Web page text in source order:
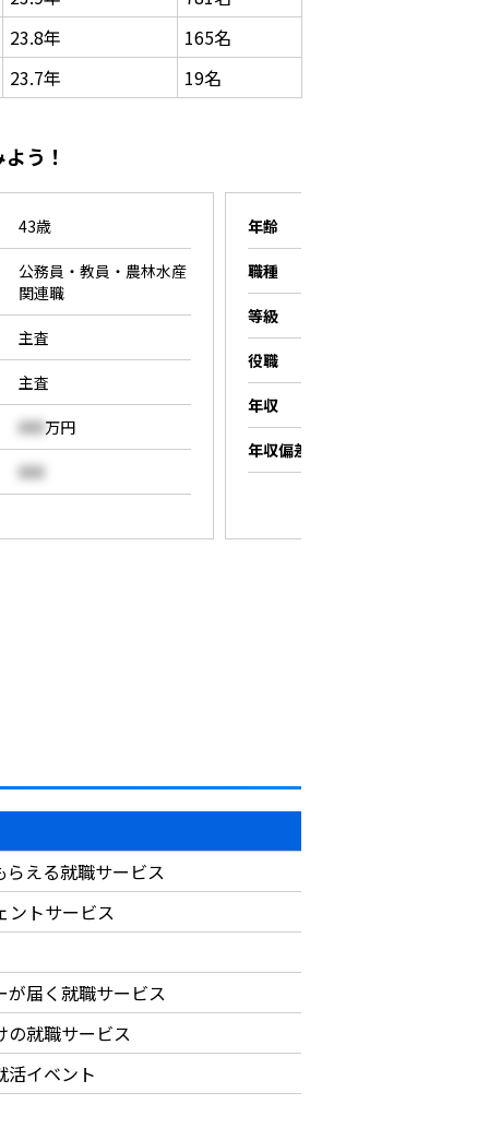
23.8年
165名
23.7年
19名
う！
43歳
公務員・教員・農林水産
関連職
主査
主査
000 万円
000
年齢
職種
等級
役職
年収
年収偏差値
える就職サービス
ントサービス
届く就職サービス
の就職サービス
活イベント